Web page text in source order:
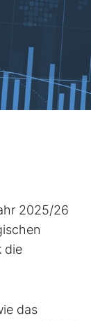
2025/26
die
das